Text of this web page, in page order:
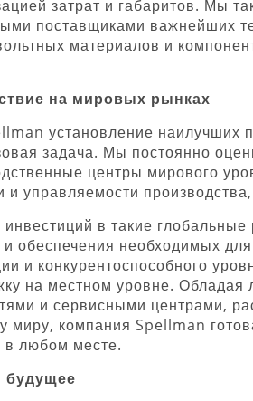
затрат и габаритов. Мы
поставщиками важнейших
материалов и
на мировых рынках
установление наилучших
задача. Мы постоянно
центры мирового
и управляемости
в такие
обеспечения необходимых
и конкурентоспособного
на местном уровне.
и сервисными центрами,
миру, компания Spellman
в любом месте.
будущее